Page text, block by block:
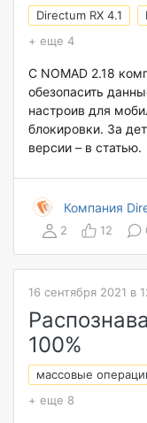
Directum RX 4.1
+ еще 4
С NOMAD 2.18
обезопасить
настроив для
блокировки. За
версии – в статью.
Компания
2 12
16 сентября 2021 в
100%
массовые
+ еще 8